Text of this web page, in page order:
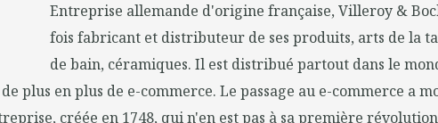
Entreprise allemande d'origine française, Villeroy &
fois fabricant et distributeur de ses produits, arts de la
de bain, céramiques. Il est distribué partout dans le
plus en plus de e-commerce. Le passage au e-commerce a
créée en 1748, qui n'en est pas à sa première